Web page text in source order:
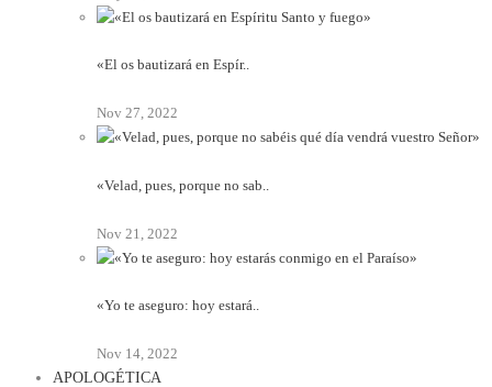
«El os bautizará en Espír..
Nov 27, 2022
«Velad, pues, porque no sab..
Nov 21, 2022
«Yo te aseguro: hoy estará..
Nov 14, 2022
APOLOGÉTICA